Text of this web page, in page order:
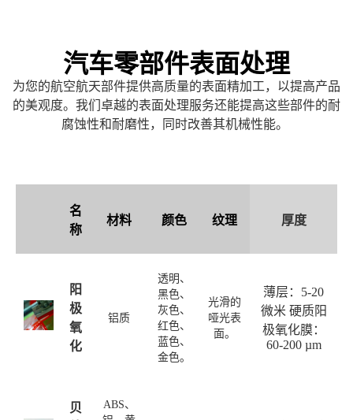
汽车零部件表面处理
为您的航空航天部件提供高质量的表面精加工，以提高产品
的美观度。我们卓越的表面处理服务还能提高这些部件的耐
腐蚀性和耐磨性，同时改善其机械性能。
名
称
材料 颜色 纹理 厚度
阳
极
氧
化
铝质
透明、
黑色、
灰色、
红色、
蓝色、
金色。
光滑的
哑光表
面。
薄层：5-20
微米 硬质阳
极氧化膜：
60-200 µm
贝
ABS、